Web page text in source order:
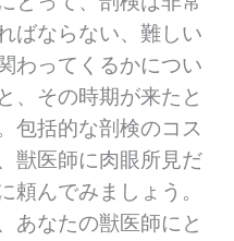
ばならない、難しい
わってくるかについ
、その時期が来たと
包括的な剖検のコス
獣医師に肉眼所見だ
頼んでみましょう。
あなたの獣医師にと